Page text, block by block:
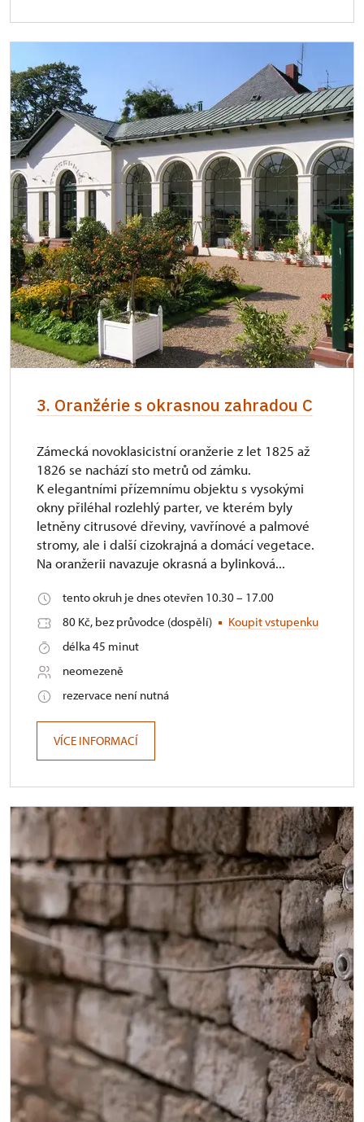
3. Oranžérie s okrasnou zahradou C
Zámecká novoklasicistní oranžerie z let 1825 až
1826 se nachází sto metrů od zámku.
K elegantními přízemnímu objektu s vysokými
okny přiléhal rozlehlý parter, ve kterém byly
letněny citrusové dřeviny, vavřínové a palmové
stromy, ale i další cizokrajná a domácí vegetace.
Na oranžerii navazuje okrasná a bylinková...
tento okruh je dnes otevřen 10.30 – 17.00
80 Kč, bez průvodce (dospělí)
Koupit vstupenku
délka 45 minut
neomezeně
rezervace není nutná
VÍCE INFORMACÍ